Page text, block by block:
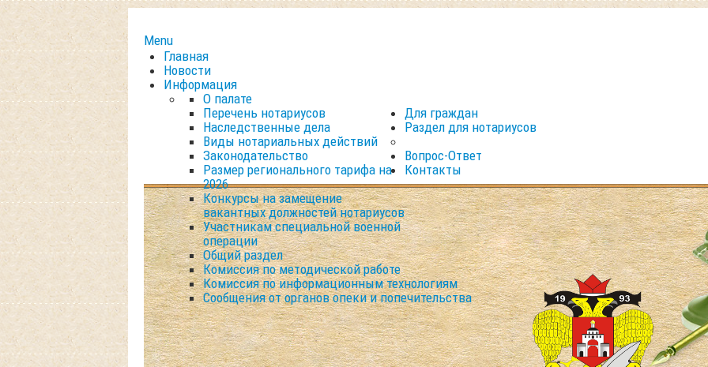
Menu
Главная
Новости
Информация
О палате
Перечень нотариусов
Наследственные дела
Виды нотариальных действий
Законодательство
Размер регионального тарифа на
2026
Конкурсы на замещение
вакантных должностей нотариусов
Участникам специальной военной
операции
Для граждан
Раздел для нотариусов
Общий раздел
Комиссия по методической работе
Комиссия по информационным технологиям
Сообщения от органов опеки и попечительства
Вопрос-Ответ
Контакты